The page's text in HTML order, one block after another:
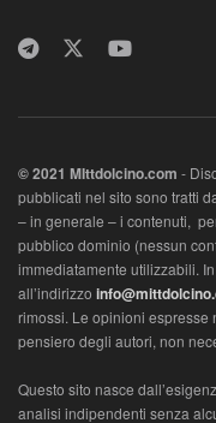
© 2021 MIttdolcino.com -
pubblicati nel sito sono tratti
– in generale – i contenuti,
pubblico dominio (nessun
immediatamente utilizzabili.
all’indirizzo
rimossi. Le opinioni
pensiero degli autori, non
Questo sito nasce
analisi indipendenti senza